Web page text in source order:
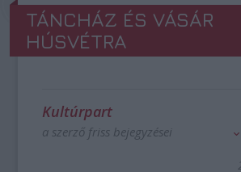
TÁNCHÁZ ÉS VÁSÁR
HÚSVÉTRA
Kultúrpart
a szerző friss bejegyzései